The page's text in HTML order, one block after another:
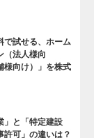
で試せる、ホーム
（法人様向
様向け）」を株式
」と「特定建設
許可」の違いは？